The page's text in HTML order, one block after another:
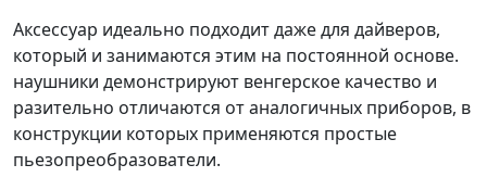
Аксессуар идеально подходит даже для дайверов,
который и занимаются этим на постоянной основе.
наушники демонстрируют венгерское качество и
разительно отличаются от аналогичных приборов, в
конструкции которых применяются простые
пьезопреобразователи.